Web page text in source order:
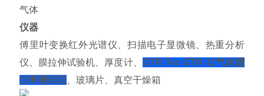
气体
仪器
傅里叶变换红外光谱仪、扫描电子显微镜、热重分析
仪、膜拉伸试验机、厚度计、 GTR Tec GTR-11气体透
过率测试仪 、玻璃片、真空干燥箱